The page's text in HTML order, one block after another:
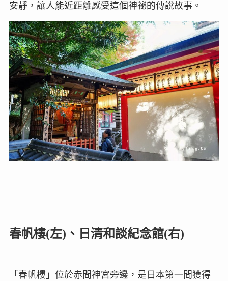
安靜，讓人能近距離感受這個神祕的傳說故事。
春帆樓(左)、日清和談紀念館(右)
「春帆樓」位於赤間神宮旁邊，是日本第一間獲得